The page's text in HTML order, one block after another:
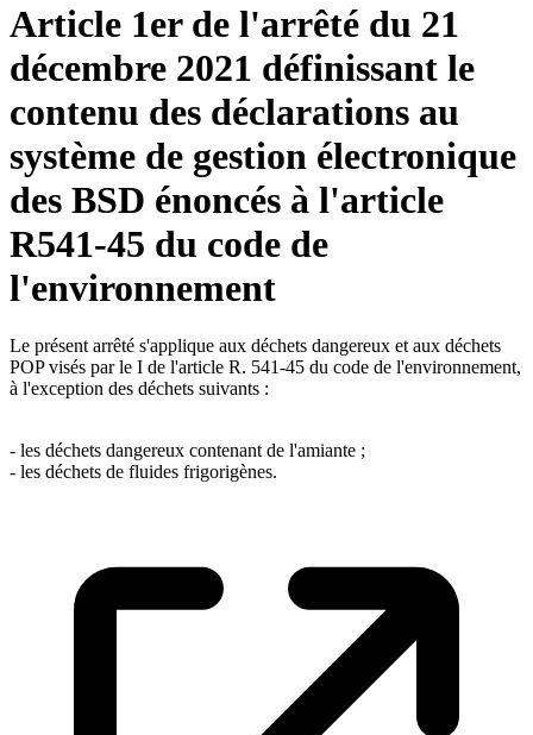
Article 1er de l'arrêté du 21
décembre 2021 définissant le
contenu des déclarations au
système de gestion électronique
des BSD énoncés à l'article
R541-45 du code de
l'environnement
Le présent arrêté s'applique aux déchets dangereux et aux déchets
POP visés par le I de l'article R. 541-45 du code de l'environnement,
à l'exception des déchets suivants :
- les déchets dangereux contenant de l'amiante ;
- les déchets de fluides frigorigènes.